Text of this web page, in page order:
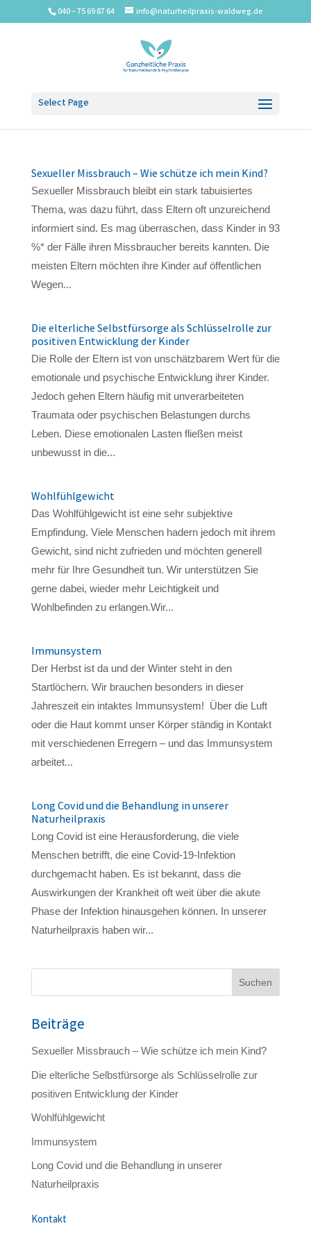
040 – 75 69 87 64 info@naturheilpraxis-waldweg.de
Select Page
Sexueller Missbrauch – Wie schütze ich mein Kind?
Sexueller Missbrauch bleibt ein stark tabuisiertes
Thema, was dazu führt, dass Eltern oft unzureichend
informiert sind. Es mag überraschen, dass Kinder in 93
%* der Fälle ihren Missbraucher bereits kannten. Die
meisten Eltern möchten ihre Kinder auf öffentlichen
Wegen...
Die elterliche Selbstfürsorge als Schlüsselrolle zur
positiven Entwicklung der Kinder
Die Rolle der Eltern ist von unschätzbarem Wert für die
emotionale und psychische Entwicklung ihrer Kinder.
Jedoch gehen Eltern häufig mit unverarbeiteten
Traumata oder psychischen Belastungen durchs
Leben. Diese emotionalen Lasten fließen meist
unbewusst in die...
Wohlfühlgewicht
Das Wohlfühlgewicht ist eine sehr subjektive
Empfindung. Viele Menschen hadern jedoch mit ihrem
Gewicht, sind nicht zufrieden und möchten generell
mehr für Ihre Gesundheit tun. Wir unterstützen Sie
gerne dabei, wieder mehr Leichtigkeit und
Wohlbefinden zu erlangen.Wir...
Immunsystem
Der Herbst ist da und der Winter steht in den
Startlöchern. Wir brauchen besonders in dieser
Jahreszeit ein intaktes Immunsystem! Über die Luft
oder die Haut kommt unser Körper ständig in Kontakt
mit verschiedenen Erregern – und das Immunsystem
arbeitet...
Long Covid und die Behandlung in unserer
Naturheilpraxis
Long Covid ist eine Herausforderung, die viele
Menschen betrifft, die eine Covid-19-Infektion
durchgemacht haben. Es ist bekannt, dass die
Auswirkungen der Krankheit oft weit über die akute
Phase der Infektion hinausgehen können. In unserer
Naturheilpraxis haben wir...
Suchen
Beiträge
Sexueller Missbrauch – Wie schütze ich mein Kind?
Die elterliche Selbstfürsorge als Schlüsselrolle zur
positiven Entwicklung der Kinder
Wohlfühlgewicht
Immunsystem
Long Covid und die Behandlung in unserer
Naturheilpraxis
Kontakt